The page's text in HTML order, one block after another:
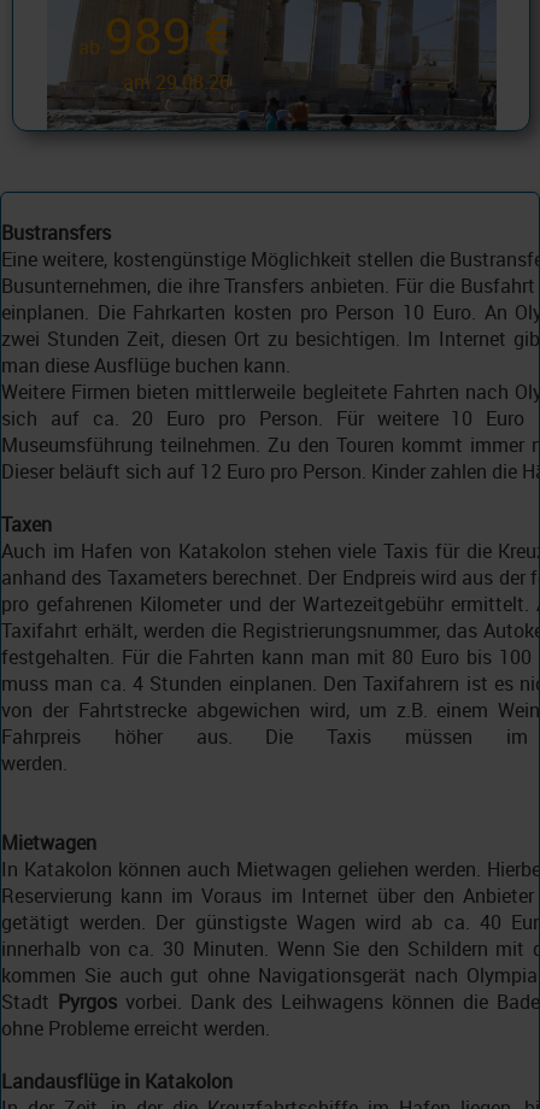
ab 989 €
am 29.08.26
Bustransfers
Eine weitere, kostengünstige Möglichkeit stellen die
Busunternehmen, die ihre Transfers anbieten. Für die
einplanen. Die Fahrkarten kosten pro Person 10 Euro. An
zwei Stunden Zeit, diesen Ort zu besichtigen. Im Internet
man diese Ausflüge buchen kann.
Weitere Firmen bieten mittlerweile begleitete Fahrten nach
sich auf ca. 20 Euro pro Person. Für weitere 10 Euro
Museumsführung teilnehmen. Zu den Touren kommt
Dieser beläuft sich auf 12 Euro pro Person. Kinder zahlen die
Taxen
Auch im Hafen von Katakolon stehen viele Taxis für die
anhand des Taxameters berechnet. Der Endpreis wird aus der
pro gefahrenen Kilometer und der Wartezeitgebühr
Taxifahrt erhält, werden die Registrierungsnummer, das
festgehalten. Für die Fahrten kann man mit 80 Euro bis 100
muss man ca. 4 Stunden einplanen. Den Taxifahrern ist es
von der Fahrtstrecke abgewichen wird, um z.B. einem
Fahrpreis höher aus. Die Taxis müssen
Mietwagen
In Katakolon können auch Mietwagen geliehen werden.
Reservierung kann im Voraus im Internet über den
getätigt werden. Der günstigste Wagen wird ab ca. 40
innerhalb von ca. 30 Minuten. Wenn Sie den Schildern mit
kommen Sie auch gut ohne Navigationsgerät nach
Stadt Pyrgos vorbei. Dank des Leihwagens können die
ohne Probleme erreicht werden.
Landausflüge in Katakolon